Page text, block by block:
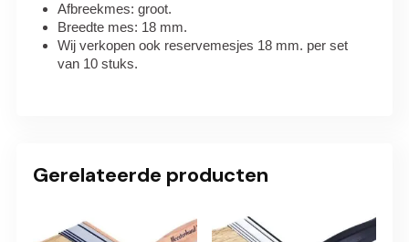
Afbreekmes: groot.
Breedte mes: 18 mm.
Wij verkopen ook reservemesjes 18 mm. per set
van 10 stuks.
Gerelateerde producten